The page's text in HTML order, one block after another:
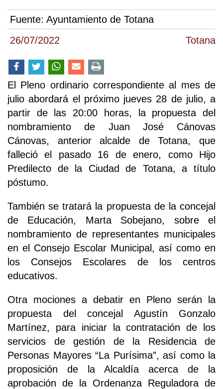
26/07/2022 Totana
Fuente: Ayuntamiento de Totana
El Pleno ordinario correspondiente al mes de
julio abordará el próximo jueves 28 de julio, a
partir de las 20:00 horas, la propuesta del
nombramiento de Juan José Cánovas
Cánovas, anterior alcalde de Totana, que
falleció el pasado 16 de enero, como Hijo
Predilecto de la Ciudad de Totana, a título
póstumo.
También se tratará la propuesta de la concejal
de Educación, Marta Sobejano, sobre el
nombramiento de representantes municipales
en el Consejo Escolar Municipal, así como en
los Consejos Escolares de los centros
educativos.
Otra mociones a debatir en Pleno serán la
propuesta del concejal Agustín Gonzalo
Martínez, para iniciar la contratación de los
servicios de gestión de la Residencia de
Personas Mayores “La Purísima”, así como la
proposición de la Alcaldía acerca de la
aprobación de la Ordenanza Reguladora de